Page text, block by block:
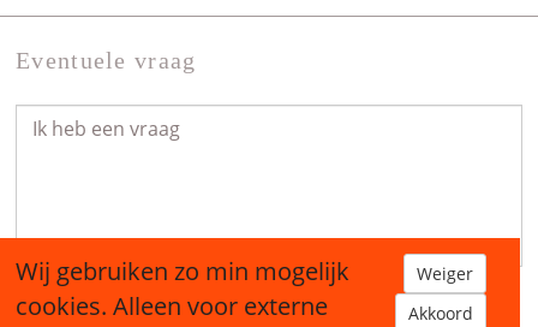
Eventuele vraag
Wij gebruiken zo min mogelijk
cookies. Alleen voor externe
Weiger
Akkoord